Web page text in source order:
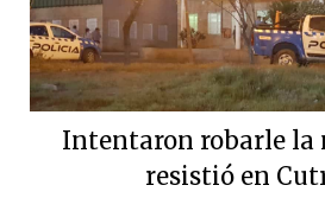
Intentaron robarle la
resistió en